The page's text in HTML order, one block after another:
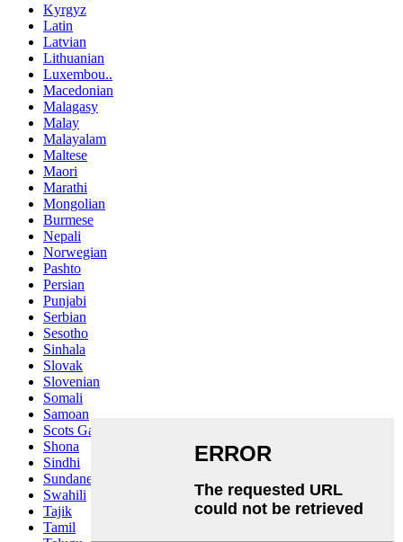
Kyrgyz
Latin
Latvian
Lithuanian
Luxembou..
Macedonian
Malagasy
Malay
Malayalam
Maltese
Maori
Marathi
Mongolian
Burmese
Nepali
Norwegian
Pashto
Persian
Punjabi
Serbian
Sesotho
Sinhala
Slovak
Slovenian
Somali
Samoan
Scots Gaelic
Shona
Sindhi
Sundanese
Swahili
Tajik
Tamil